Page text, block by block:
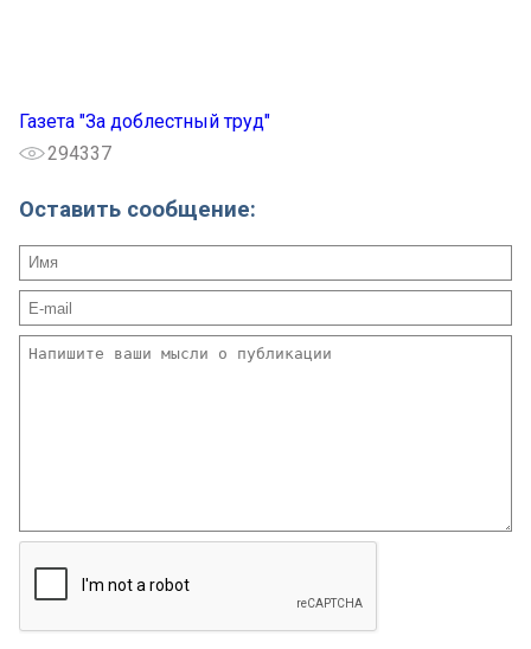
Газета "За доблестный труд"
294337
Оставить сообщение: